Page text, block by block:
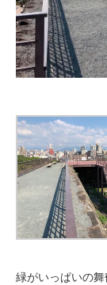
緑がいっぱいの